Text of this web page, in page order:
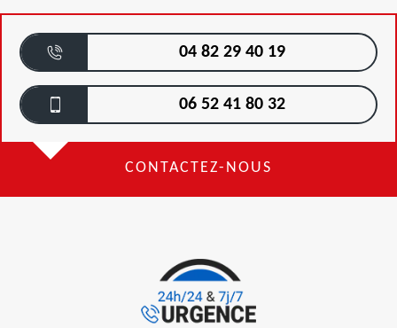
04 82 29 40 19
06 52 41 80 32
CONTACTEZ-NOUS